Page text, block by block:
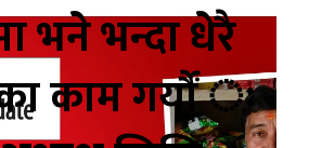
भने भन्दा धेरै
काम गर्यौं ः